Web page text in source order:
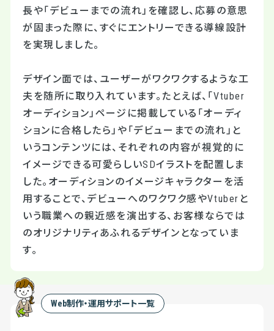
長や「デビューまでの流れ」を確認し、応募の意思
が固まった際に、すぐにエントリーできる導線設計
を実現しました。
デザイン面では、ユーザーがワクワクするような工
夫を随所に取り入れています。たとえば、「Vtuber
オーディション」ページに掲載している「オーディ
ションに合格したら」や「デビューまでの流れ」と
いうコンテンツには、それぞれの内容が視覚的に
イメージできる可愛らしいSDイラストを配置しま
した。オーディションのイメージキャラクターを活
用することで、デビューへのワクワク感やVtuberと
いう職業への親近感を演出する、お客様ならでは
のオリジナリティあふれるデザインとなっていま
す。
Web制作・運用サポート一覧